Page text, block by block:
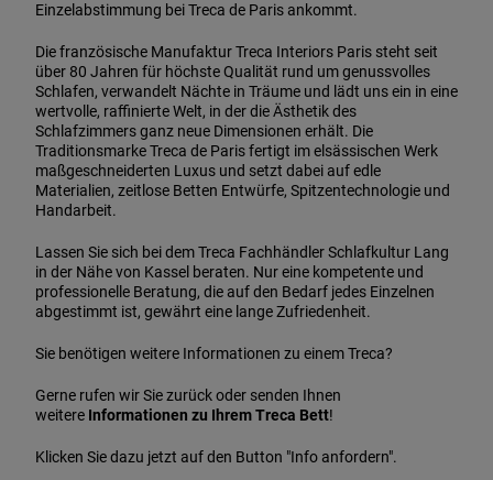
Einzelabstimmung bei Treca de Paris ankommt.
Die französische Manufaktur Treca Interiors Paris steht seit
über 80 Jahren für höchste Qualität rund um genussvolles
Schlafen, verwandelt Nächte in Träume und lädt uns ein in eine
wertvolle, raffinierte Welt, in der die Ästhetik des
Schlafzimmers ganz neue Dimensionen erhält. Die
Traditionsmarke Treca de Paris fertigt im elsässischen Werk
maßgeschneiderten Luxus und setzt dabei auf edle
Materialien, zeitlose Betten Entwürfe, Spitzentechnologie und
Handarbeit.
Lassen Sie sich bei dem Treca Fachhändler Schlafkultur Lang
in der Nähe von Kassel beraten. Nur eine kompetente und
professionelle Beratung, die auf den Bedarf jedes Einzelnen
abgestimmt ist, gewährt eine lange Zufriedenheit.
Sie benötigen weitere Informationen zu einem Treca?
Gerne rufen wir Sie zurück oder senden Ihnen
weitere Informationen zu Ihrem Treca Bett!
Klicken Sie dazu jetzt auf den Button "Info anfordern".